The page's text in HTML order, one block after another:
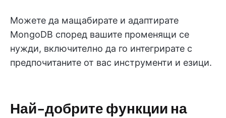
Можете да мащабирате и адаптирате
MongoDB според вашите променящи се
нужди, включително да го интегрирате с
предпочитаните от вас инструменти и езици.
Най-добрите функции на